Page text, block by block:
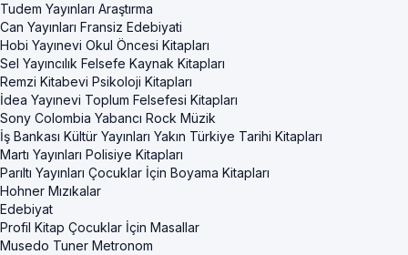
Tudem Yayınları Araştırma
Can Yayınları Fransiz Edebiyati
Hobi Yayınevi Okul Öncesi Kitapları
Sel Yayıncılık Felsefe Kaynak Kitapları
Remzi Kitabevi Psikoloji Kitapları
İdea Yayınevi Toplum Felsefesi Kitapları
Sony Colombia Yabancı Rock Müzik
İş Bankası Kültür Yayınları Yakın Türkiye Tarihi Kitapları
Martı Yayınları Polisiye Kitapları
Parıltı Yayınları Çocuklar İçin Boyama Kitapları
Hohner Mızıkalar
Edebiyat
Profil Kitap Çocuklar İçin Masallar
Musedo Tuner Metronom